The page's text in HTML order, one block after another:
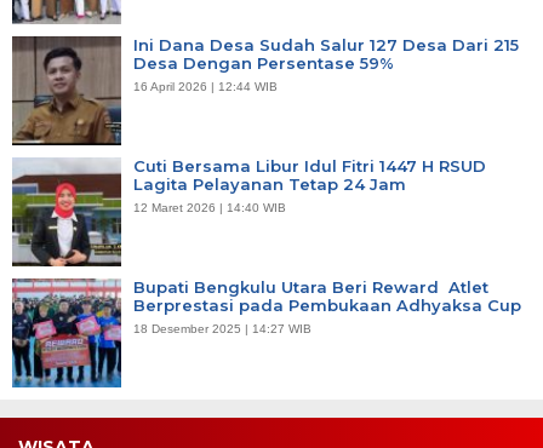
Ini Dana Desa Sudah Salur 127 Desa Dari 215
Desa Dengan Persentase 59%
16 April 2026 | 12:44 WIB
Cuti Bersama Libur Idul Fitri 1447 H RSUD
Lagita Pelayanan Tetap 24 Jam
12 Maret 2026 | 14:40 WIB
Bupati Bengkulu Utara Beri Reward Atlet
Berprestasi pada Pembukaan Adhyaksa Cup
18 Desember 2025 | 14:27 WIB